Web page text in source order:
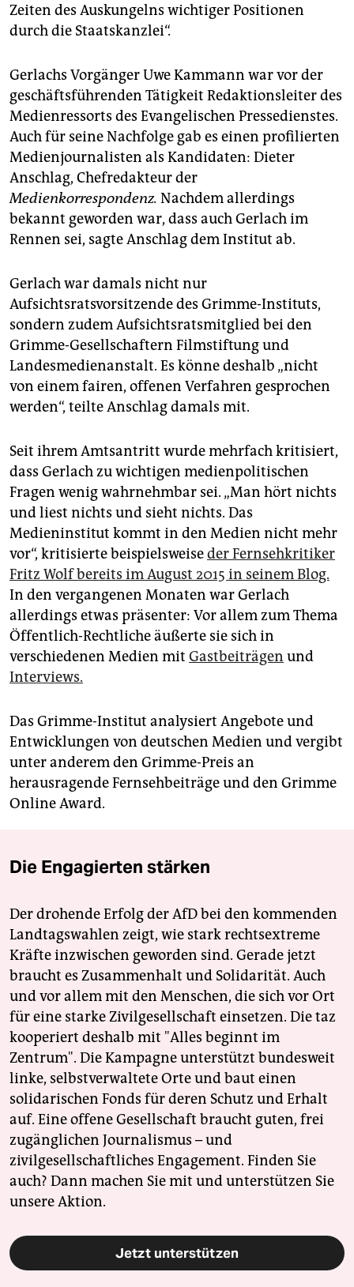
Zeiten des Auskungelns wichtiger Positionen
durch die Staatskanzlei“.
Gerlachs Vorgänger Uwe Kammann war vor der
geschäftsführenden Tätigkeit Redaktionsleiter des
Medienressorts des Evangelischen Pressedienstes.
Auch für seine Nachfolge gab es einen profilierten
Medienjournalisten als Kandidaten: Dieter
Anschlag, Chefredakteur der
Medienkorrespondenz. Nachdem allerdings
bekannt geworden war, dass auch Gerlach im
Rennen sei, sagte Anschlag dem Institut ab.
Gerlach war damals nicht nur
Aufsichtsratsvorsitzende des Grimme-Instituts,
sondern zudem Aufsichtsratsmitglied bei den
Grimme-Gesellschaftern Filmstiftung und
Landesmedienanstalt. Es könne deshalb „nicht
von einem fairen, offenen Verfahren gesprochen
werden“, teilte Anschlag damals mit.
Seit ihrem Amtsantritt wurde mehrfach kritisiert,
dass Gerlach zu wichtigen medienpolitischen
Fragen wenig wahrnehmbar sei. „Man hört nichts
und liest nichts und sieht nichts. Das
Medieninstitut kommt in den Medien nicht mehr
vor“, kritisierte beispielsweiseder Fernsehkritiker
Fritz Wolf bereits im August 2015 in seinem Blog.
In den vergangenen Monaten war Gerlach
allerdings etwas präsenter: Vor allem zum Thema
Öffentlich-Rechtliche äußerte sie sich in
verschiedenen Medien mit Gastbeiträgen und
Interviews.
Das Grimme-Institut analysiert Angebote und
Entwicklungen von deutschen Medien und vergibt
unter anderem den Grimme-Preis an
herausragende Fernsehbeiträge und den Grimme
Online Award.
Die Engagierten stärken
Der drohende Erfolg der AfD bei den kommenden
Landtagswahlen zeigt, wie stark rechtsextreme
Kräfte inzwischen geworden sind. Gerade jetzt
braucht es Zusammenhalt und Solidarität. Auch
und vor allem mit den Menschen, die sich vor Ort
für eine starke Zivilgesellschaft einsetzen. Die taz
kooperiert deshalb mit "Alles beginnt im
Zentrum". Die Kampagne unterstützt bundesweit
linke, selbstverwaltete Orte und baut einen
solidarischen Fonds für deren Schutz und Erhalt
auf. Eine offene Gesellschaft braucht guten, frei
zugänglichen Journalismus – und
zivilgesellschaftliches Engagement. Finden Sie
auch? Dann machen Sie mit und unterstützen Sie
unsere Aktion.
Jetzt unterstützen